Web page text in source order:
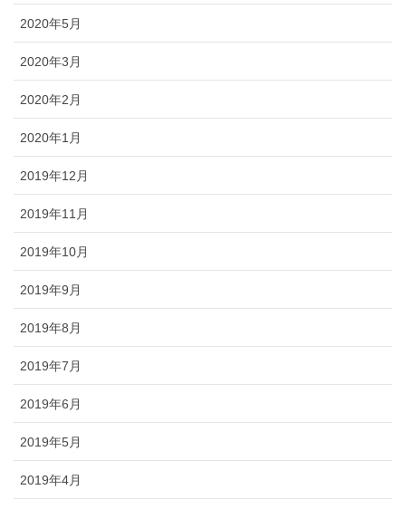
2020年5月
2020年3月
2020年2月
2020年1月
2019年12月
2019年11月
2019年10月
2019年9月
2019年8月
2019年7月
2019年6月
2019年5月
2019年4月